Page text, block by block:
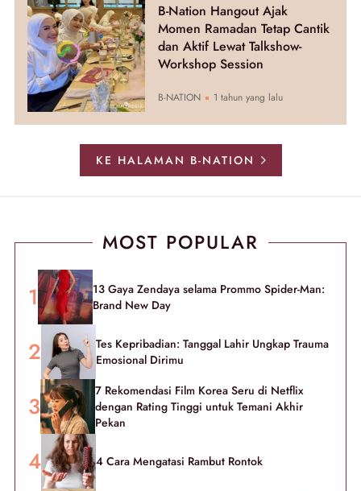
B-Nation Hangout Ajak
Momen Ramadan Tetap Cantik
dan Aktif Lewat Talkshow-
Workshop Session
B-NATION 1 tahun yang lalu
KE HALAMAN B-NATION
MOST POPULAR
13 Gaya Zendaya selama Prommo Spider-Man:
Brand New Day
Tes Kepribadian: Tanggal Lahir Ungkap Trauma
Emosional Dirimu
7 Rekomendasi Film Korea Seru di Netflix
dengan Rating Tinggi untuk Temani Akhir
Pekan
4 Cara Mengatasi Rambut Rontok